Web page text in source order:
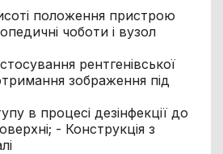
положення пристрою
чоботи і вузол
рентгенівської
зображення під
в процесі дезінфекції до
- Конструкція з